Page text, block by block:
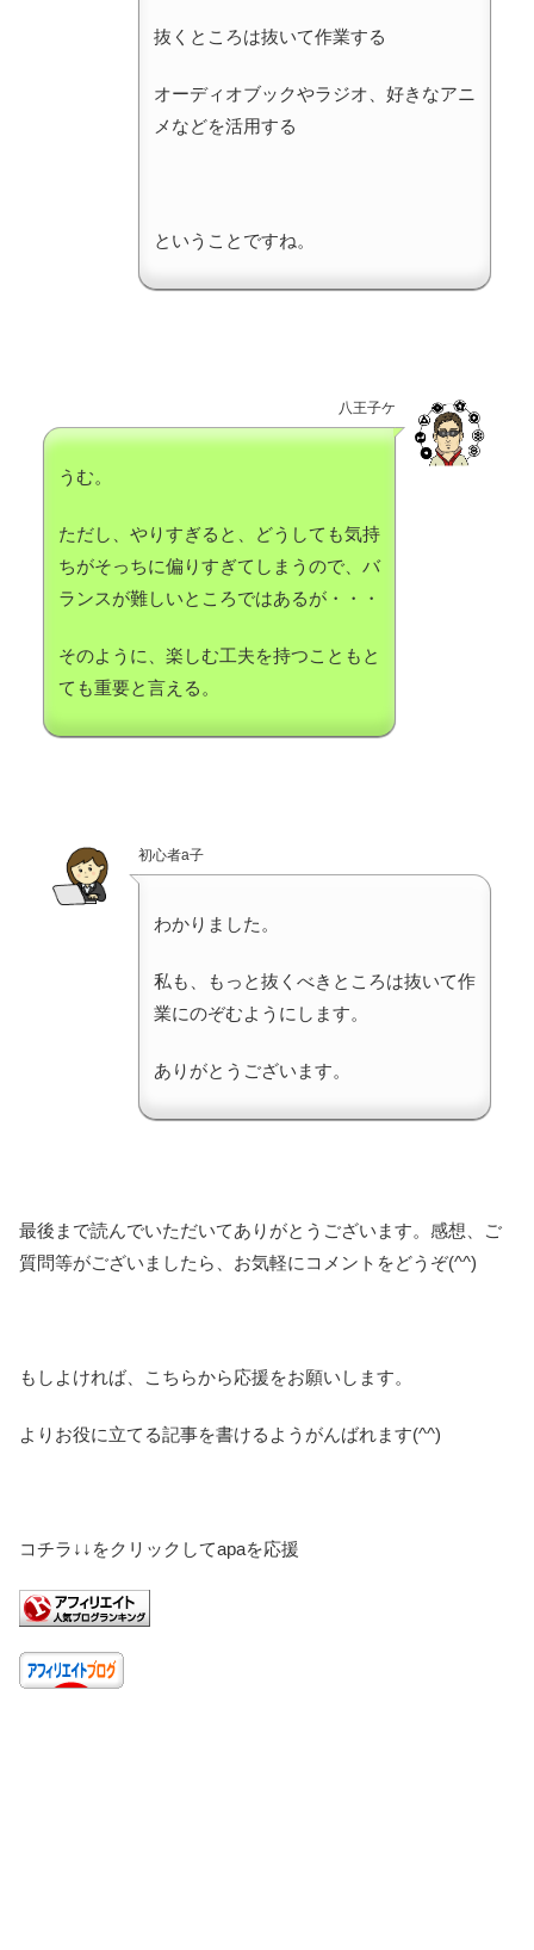
抜くところは抜いて作業する
オーディオブックやラジオ、好きなアニ
メなどを活用する
ということですね。
八王子ケ
うむ。
ただし、やりすぎると、どうしても気持
ちがそっちに偏りすぎてしまうので、バ
ランスが難しいところではあるが・・・
そのように、楽しむ工夫を持つこともと
ても重要と言える。
初心者a子
わかりました。
私も、もっと抜くべきところは抜いて作
業にのぞむようにします。
ありがとうございます。
最後まで読んでいただいてありがとうございます。感想、ご
質問等がございましたら、お気軽にコメントをどうぞ(^^)
もしよければ、こちらから応援をお願いします。
よりお役に立てる記事を書けるようがんばれます(^^)
コチラ↓↓をクリックしてapaを応援